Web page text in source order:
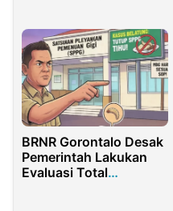
BRNR Gorontalo Desak
Pemerintah Lakukan
Evaluasi Total